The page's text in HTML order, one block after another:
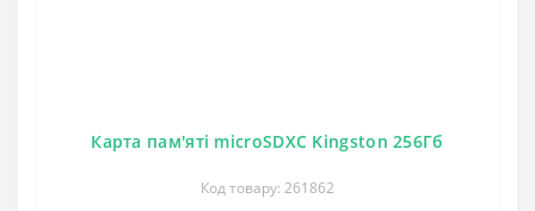
Карта пам'яті microSDXC Kingston 256Гб
Код товару: 261862